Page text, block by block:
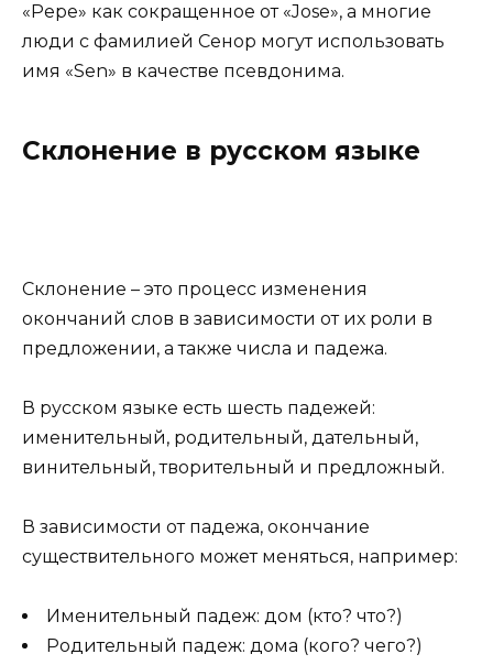
«Pepe» как сокращенное от «Jose», а многие
люди с фамилией Сенор могут использовать
имя «Sen» в качестве псевдонима.
Склонение в русском языке
Склонение – это процесс изменения
окончаний слов в зависимости от их роли в
предложении, а также числа и падежа.
В русском языке есть шесть падежей:
именительный, родительный, дательный,
винительный, творительный и предложный.
В зависимости от падежа, окончание
существительного может меняться, например:
Именительный падеж: дом (кто? что?)
Родительный падеж: дома (кого? чего?)